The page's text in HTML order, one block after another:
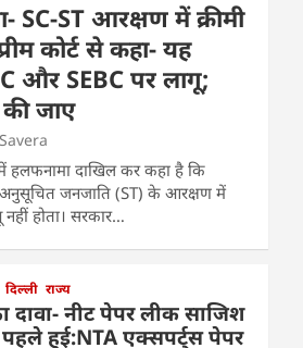
SC-ST आरक्षण में क्रीमी
कोर्ट से कहा- यह
और SEBC पर लागू;
जाए
में हलफनामा दाखिल कर कहा है कि
जनजाति (ST) के आरक्षण में
नहीं होता। सरकार…
दिल्ली राज्य
दावा- नीट पेपर लीक साजिश
पहले हुई:NTA एक्सपर्ट्स पेपर